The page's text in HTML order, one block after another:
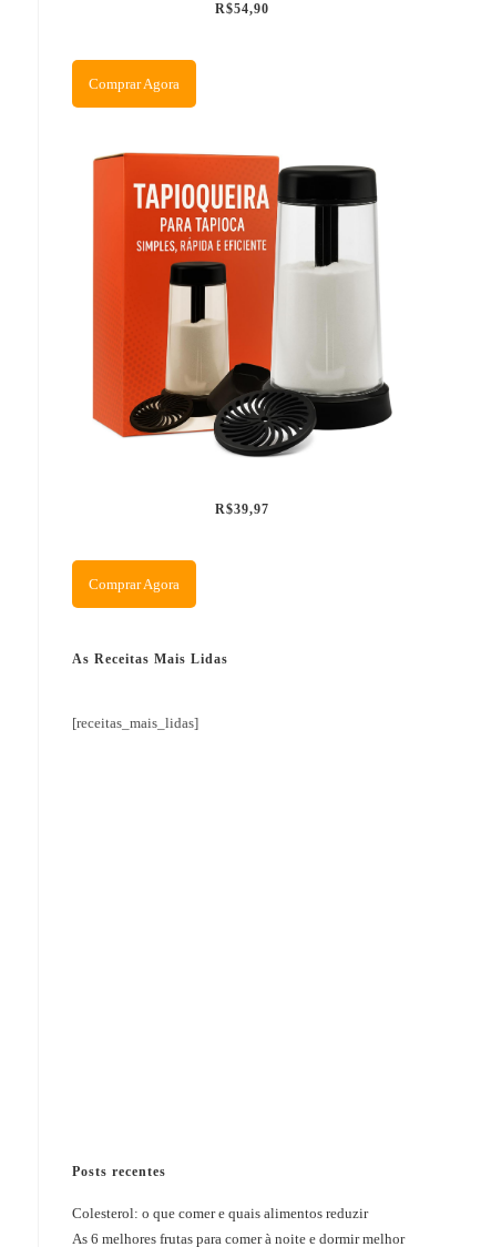
R$54,90
Comprar Agora
R$39,97
Comprar Agora
As Receitas Mais Lidas
[receitas_mais_lidas]
Posts recentes
Colesterol: o que comer e quais alimentos reduzir
As 6 melhores frutas para comer à noite e dormir melhor